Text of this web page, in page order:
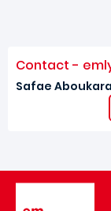
Contact -
Safae